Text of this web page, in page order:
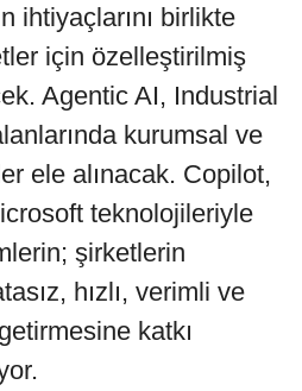
ihtiyaçlarını birlikte
için özelleştirilmiş
Agentic AI, Industrial
kurumsal ve
ele alınacak. Copilot,
teknolojileriyle
şirketlerin
hızlı, verimli ve
katkı